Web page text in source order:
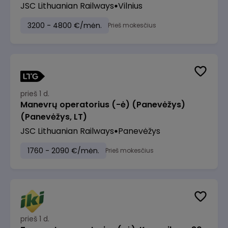
JSC Lithuanian Railways Vilnius
3200 - 4800 €/mėn. Prieš mokesčius
prieš 1 d.
Manevrų operatorius (-ė) (Panevėžys)
(Panevėžys, LT)
JSC Lithuanian Railways Panevėžys
1760 - 2090 €/mėn. Prieš mokesčius
prieš 1 d.